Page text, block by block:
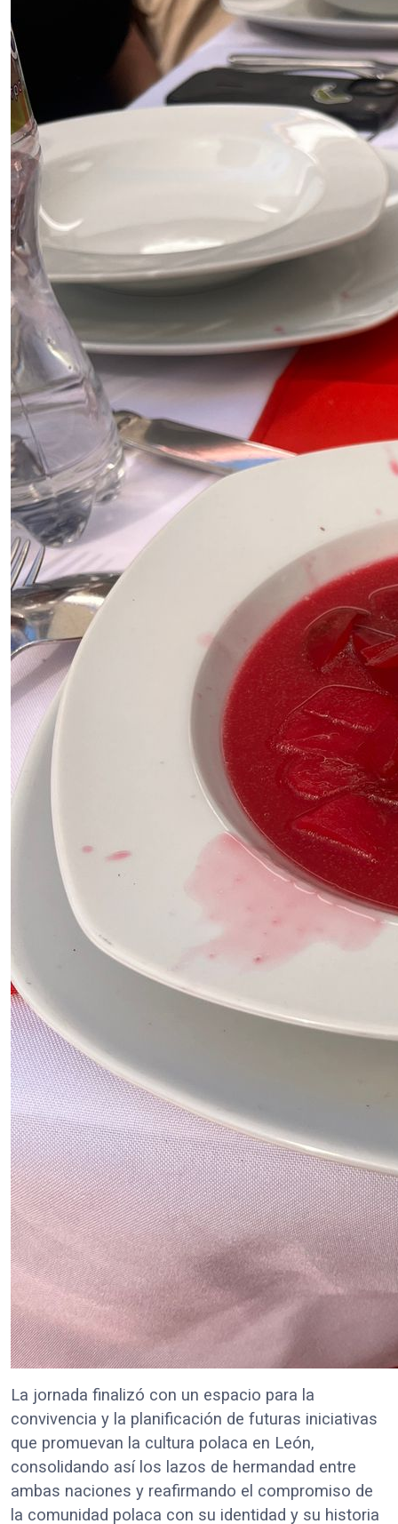
La jornada finalizó con un espacio para la
convivencia y la planificación de futuras iniciativas
que promuevan la cultura polaca en León,
consolidando así los lazos de hermandad entre
ambas naciones y reafirmando el compromiso de
la comunidad polaca con su identidad y su historia